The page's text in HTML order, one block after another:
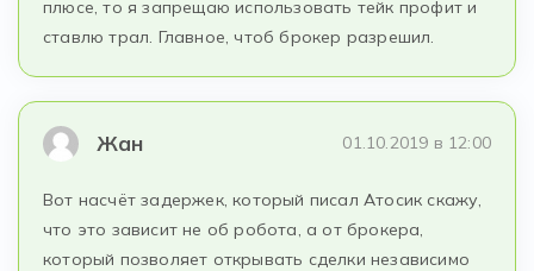
плюсе, то я запрещаю использовать тейк профит и
ставлю трал. Главное, чтоб брокер разрешил.
Жан 01.10.2019 в 12:00
Вот насчёт задержек, который писал Атосик скажу,
что это зависит не об робота, а от брокера,
который позволяет открывать сделки независимо